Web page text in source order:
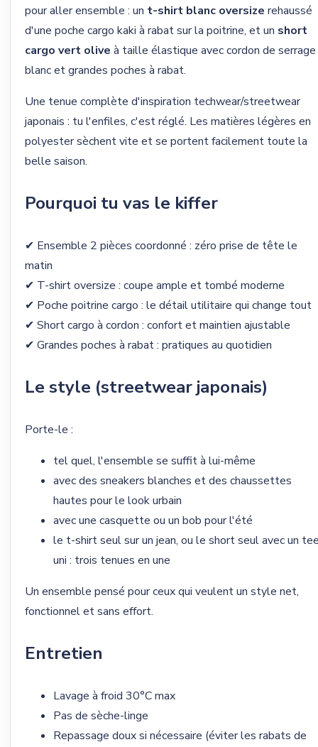
pour aller ensemble : un t-shirt blanc oversize rehaussé
d'une poche cargo kaki à rabat sur la poitrine, et un short
cargo vert olive à taille élastique avec cordon de serrage
blanc et grandes poches à rabat.
Une tenue complète d'inspiration techwear/streetwear
japonais : tu l'enfiles, c'est réglé. Les matières légères en
polyester sèchent vite et se portent facilement toute la
belle saison.
Pourquoi tu vas le kiffer
✔ Ensemble 2 pièces coordonné : zéro prise de tête le
matin
✔ T-shirt oversize : coupe ample et tombé moderne
✔ Poche poitrine cargo : le détail utilitaire qui change tout
✔ Short cargo à cordon : confort et maintien ajustable
✔ Grandes poches à rabat : pratiques au quotidien
Le style (streetwear japonais)
Porte-le :
tel quel, l'ensemble se suffit à lui-même
avec des sneakers blanches et des chaussettes
hautes pour le look urbain
avec une casquette ou un bob pour l'été
le t-shirt seul sur un jean, ou le short seul avec un
uni : trois tenues en une
Un ensemble pensé pour ceux qui veulent un style net,
fonctionnel et sans effort.
Entretien
Lavage à froid 30°C max
Pas de sèche-linge
Repassage doux si nécessaire (éviter les rabats de